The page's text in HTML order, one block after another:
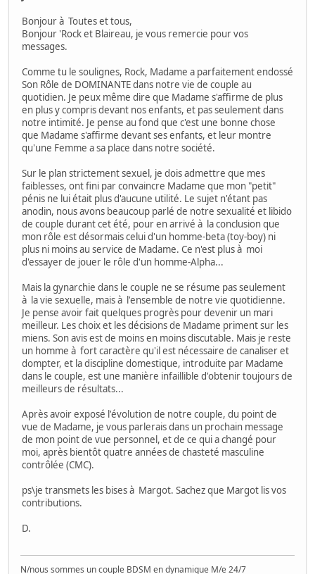
Bonjour à Toutes et tous,
Bonjour 'Rock et Blaireau, je vous remercie pour vos
messages.
Comme tu le soulignes, Rock, Madame a parfaitement endossé
Son Rôle de DOMINANTE dans notre vie de couple au
quotidien. Je peux même dire que Madame s'affirme de plus
en plus y compris devant nos enfants, et pas seulement dans
notre intimité. Je pense au fond que c'est une bonne chose
que Madame s'affirme devant ses enfants, et leur montre
qu'une Femme a sa place dans notre société.
Sur le plan strictement sexuel, je dois admettre que mes
faiblesses, ont fini par convaincre Madame que mon "petit"
pénis ne lui était plus d'aucune utilité. Le sujet n'étant pas
anodin, nous avons beaucoup parlé de notre sexualité et libido
de couple durant cet été, pour en arrivé à la conclusion que
mon rôle est désormais celui d'un homme-beta (toy-boy) ni
plus ni moins au service de Madame. Ce n'est plus à moi
d'essayer de jouer le rôle d'un homme-Alpha...
Mais la gynarchie dans le couple ne se résume pas seulement
à la vie sexuelle, mais à l'ensemble de notre vie quotidienne.
Je pense avoir fait quelques progrès pour devenir un mari
meilleur. Les choix et les décisions de Madame priment sur les
miens. Son avis est de moins en moins discutable. Mais je reste
un homme à fort caractère qu'il est nécessaire de canaliser et
dompter, et la discipline domestique, introduite par Madame
dans le couple, est une manière infaillible d'obtenir toujours de
meilleurs de résultats...
Après avoir exposé l'évolution de notre couple, du point de
vue de Madame, je vous parlerais dans un prochain message
de mon point de vue personnel, et de ce qui a changé pour
moi, après bientôt quatre années de chasteté masculine
contrôlée (CMC).
ps\je transmets les bises à Margot. Sachez que Margot lis vos
contributions.
D.
N/nous sommes un couple BDSM en dynamique M/e 24/7